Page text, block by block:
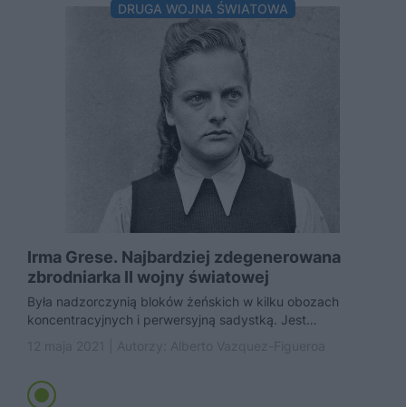
DRUGA WOJNA ŚWIATOWA
Irma Grese. Najbardziej zdegenerowana
zbrodniarka II wojny światowej
Była nadzorczynią bloków żeńskich w kilku obozach
koncentracyjnych i perwersyjną sadystką. Jest